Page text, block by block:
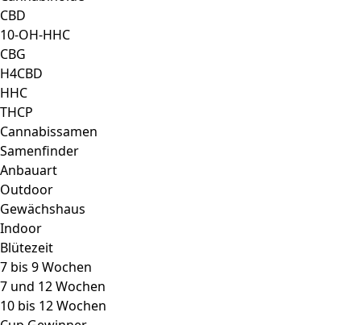
CBD
10-OH-HHC
CBG
H4CBD
HHC
THCP
Cannabissamen
Samenfinder
Anbauart
Outdoor
Gewächshaus
Indoor
Blütezeit
7 bis 9 Wochen
7 und 12 Wochen
10 bis 12 Wochen